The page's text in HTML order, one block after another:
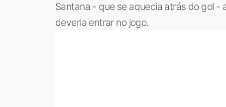
Santana - que se aquecia atrás do gol -
deveria entrar no jogo.